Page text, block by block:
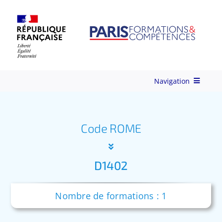
content
Navigation
Formations
Code ROME
D1402
Nombre de formations : 1